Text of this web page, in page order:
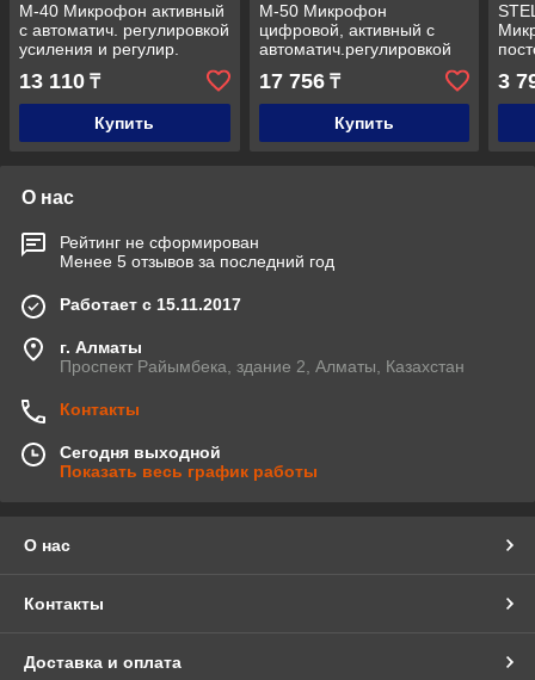
М-40 Микрофон активный
с автоматич. регулировкой
усиления и регулир.
чувствительности
13 110 ₸
Купить
М-50 Микрофон
цифровой, активный с
автоматич.регулировкой
усиления и
регул.чувствительности
17 756₸
Купить
3
О нас
Рейтинг не сформирован
Менее 5 отзывов за последний год
Работает с 15.11.2017
г. Алматы
Проспект Райымбека, здание 2, Алматы, Казахстан
Контакты
Сегодня выходной
Показать весь график работы
О нас
Контакты
Доставка и оплата